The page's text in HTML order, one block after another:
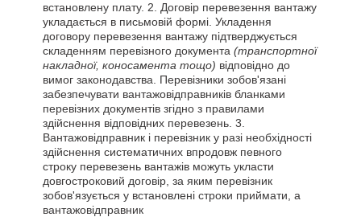
встановлену плату. 2. Договір перевезення вантажу
укладається в письмовій формі. Укладення
договору перевезення вантажу підтверджується
складенням перевізного документа (транспортної
накладної, коносамента тощо) відповідно до
вимог законодавства. Перевізники зобов'язані
забезпечувати вантажовідправників бланками
перевізних документів згідно з правилами
здійснення відповідних перевезень. 3.
Вантажовідправник і перевізник у разі необхідності
здійснення систематичних впродовж певного
строку перевезень вантажів можуть укласти
довгостроковий договір, за яким перевізник
зобов'язується у встановлені строки приймати, а
вантажовідправник